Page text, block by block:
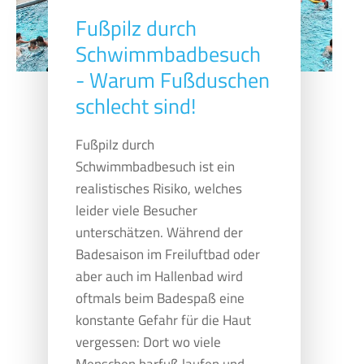
Fußpilz durch
Schwimmbadbesuch
- Warum Fußduschen
schlecht sind!
Fußpilz durch
Schwimmbadbesuch ist ein
realistisches Risiko, welches
leider viele Besucher
unterschätzen. Während der
Badesaison im Freiluftbad oder
aber auch im Hallenbad wird
oftmals beim Badespaß eine
konstante Gefahr für die Haut
vergessen: Dort wo viele